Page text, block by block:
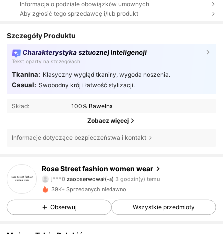
Informacja o podziale obowiązków umownych
Aby zgłosić tego sprzedawcę i/lub produkt
Szczegóły Produktu
Charakterystyka sztucznej inteligencji
Tekst oparty na szczegółach
Tkanina: Klasyczny wygląd tkaniny, wygoda noszenia.
Casual: Swobodny krój i łatwość stylizacji.
Skład: 100% Bawełna
Zobacz więcej
Informacje dotyczące bezpieczeństwa i kontakt
Rose Street fashion women wear
26 Obserwujący
j***0zaobserwował(-a) 3 godzin(y) temu
4,81
26 Obserwujący
4,81
4,81 26 Obserwujący
4,81 26 Obserwujący
39K+ Sprzedanych niedawno
Obserwuj Wszystkie przedmioty